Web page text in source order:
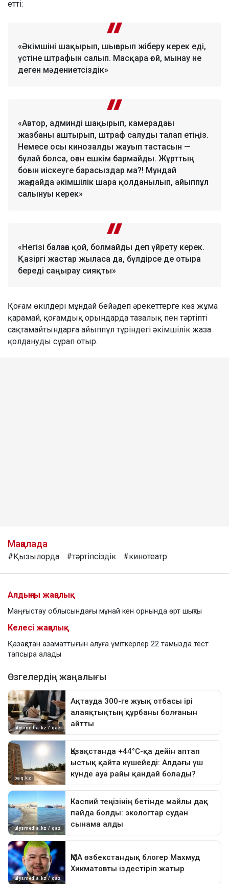
етті:
«Әкімшіні шақырып, шығарып жіберу керек еді,
үстіне штрафын салып. Масқара ғой, мынау не
деген мәдениетсіздік»
«Автор, админді шақырып, камерадағы
жазбаны аштырып, штраф салуды талап етіңіз.
Немесе осы кинозалды жауып тастасын —
бұлай болса, оған ешкім бармайды. Жұрттың
боғын иіскеуге барасыздар ма?! Мұндай
жағдайда әкімшілік шара қолданылып, айыппұл
салынуы керек»
«Негізі балаға қой, болмайды деп үйрету керек.
Қазіргі жастар жыласа да, бүлдірсе де отыра
береді саңырау сияқты»
Қоғам өкілдері мұндай бейәдеп әрекеттерге көз жұма
қарамай, қоғамдық орындарда тазалық пен тәртіпті
сақтамайтындарға айыппұл түріндегі әкімшілік жаза
қолдануды сұрап отыр.
Мақалада
#Қызылорда #тәртіпсіздік #кинотеатр
Алдыңғы жаңалық
Маңғыстау облысындағы мұнай кен орнында өрт шықты
Келесі жаңалық
Қазақстан азаматтығын алуға үміткерлер 22 тамызда тест
тапсыра алады